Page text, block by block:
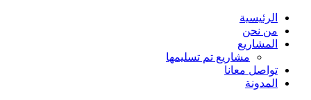
الرئيسية
من نحن
المشاريع
مشاريع تم تسليمها
تواصل معانا
المدونة